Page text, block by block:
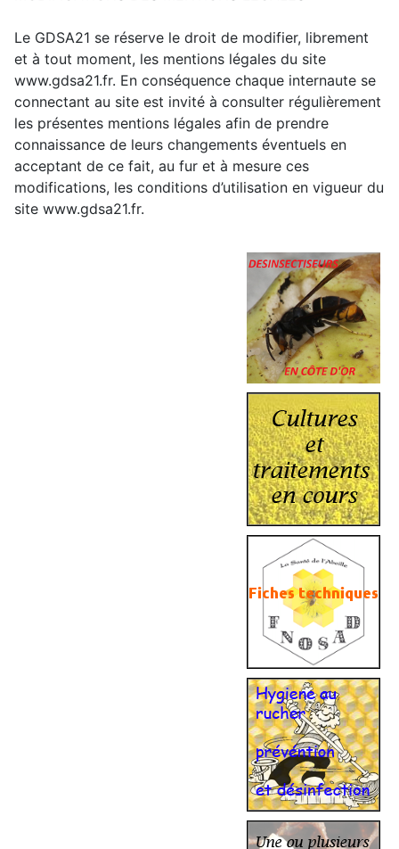
Le GDSA21 se réserve le droit de modifier, librement
et à tout moment, les mentions légales du site
www.gdsa21.fr. En conséquence chaque internaute se
connectant au site est invité à consulter régulièrement
les présentes mentions légales afin de prendre
connaissance de leurs changements éventuels en
acceptant de ce fait, au fur et à mesure ces
modifications, les conditions d’utilisation en vigueur du
site www.gdsa21.fr.